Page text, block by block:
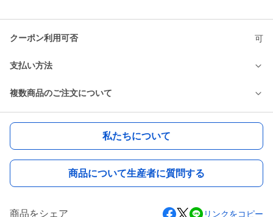
クーポン利用可否 可
支払い方法
複数商品のご注文について
私たちについて
商品について生産者に質問する
商品をシェア リンクをコピー